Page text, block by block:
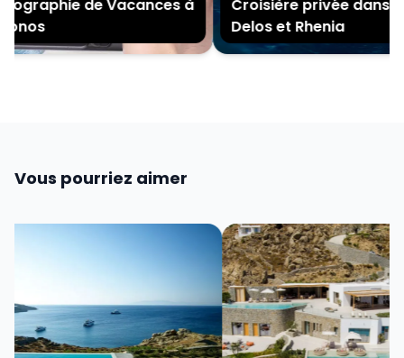
de Vacances à
Croisière privée dans les
Delos et Rhenia
Vous pourriez aimer